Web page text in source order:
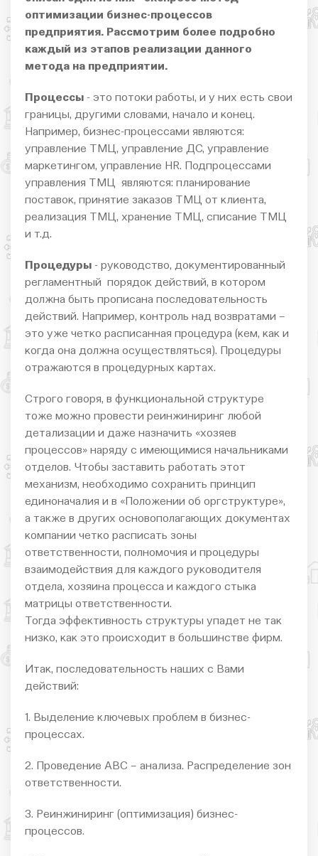
оптимизации бизнес-процессов
предприятия. Рассмотрим более подробно
каждый из этапов реализации данного
метода на предприятии.
Процессы - это потоки работы, и у них есть свои
границы, другими словами, начало и конец.
Например, бизнес-процессами являются:
управление ТМЦ, управление ДС, управление
маркетингом, управление HR. Подпроцессами
управления ТМЦ являются: планирование
поставок, принятие заказов ТМЦ от клиента,
реализация ТМЦ, хранение ТМЦ, списание ТМЦ
и т.д.
Процедуры - руководство, документированный
регламентный порядок действий, в котором
должна быть прописана последовательность
действий. Например, контроль над возвратами –
это уже четко расписанная процедура (кем, как и
когда она должна осуществляться). Процедуры
отражаются в процедурных картах.
Строго говоря, в функциональной структуре
тоже можно провести реинжиниринг любой
детализации и даже назначить «хозяев
процессов» наряду с имеющимися начальниками
отделов. Чтобы заставить работать этот
механизм, необходимо сохранить принцип
единоначалия и в «Положении об оргструктуре»,
а также в других основополагающих документах
компании четко расписать зоны
ответственности, полномочия и процедуры
взаимодействия для каждого руководителя
отдела, хозяина процесса и каждого стыка
матрицы ответственности.
Тогда эффективность структуры упадет не так
низко, как это происходит в большинстве фирм.
Итак, последовательность наших с Вами
действий:
1. Выделение ключевых проблем в бизнес-
процессах.
2. Проведение АВС – анализа. Распределение зон
ответственности.
3. Реинжиниринг (оптимизация) бизнес-
процессов.